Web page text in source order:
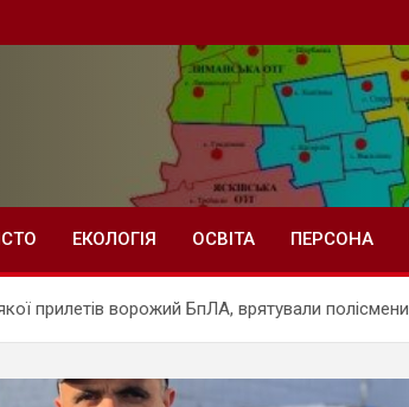
ЕКОЛОГІЯ ОСВІТА ПЕРСОНА
прилетів ворожий БпЛА, врятували полісмени